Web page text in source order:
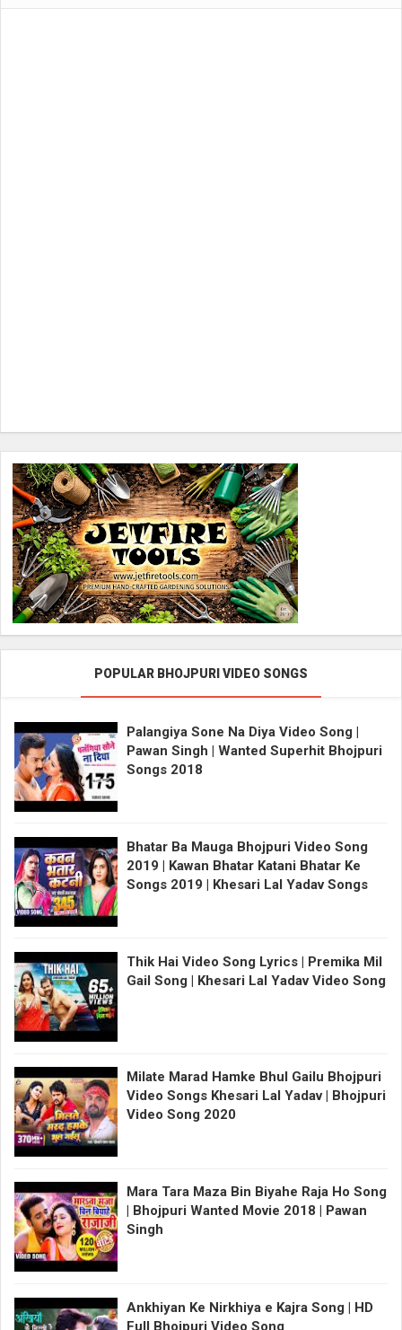
POPULAR BHOJPURI VIDEO SONGS
Palangiya Sone Na Diya Video Song |
Pawan Singh | Wanted Superhit Bhojpuri
Songs 2018
Bhatar Ba Mauga Bhojpuri Video Song
2019 | Kawan Bhatar Katani Bhatar Ke
Songs 2019 | Khesari Lal Yadav Songs
Thik Hai Video Song Lyrics | Premika Mil
Gail Song | Khesari Lal Yadav Video Song
Milate Marad Hamke Bhul Gailu Bhojpuri
Video Songs Khesari Lal Yadav | Bhojpuri
Video Song 2020
Mara Tara Maza Bin Biyahe Raja Ho Song
| Bhojpuri Wanted Movie 2018 | Pawan
Singh
Ankhiyan Ke Nirkhiya e Kajra Song | HD
Full Bhojpuri Video Song